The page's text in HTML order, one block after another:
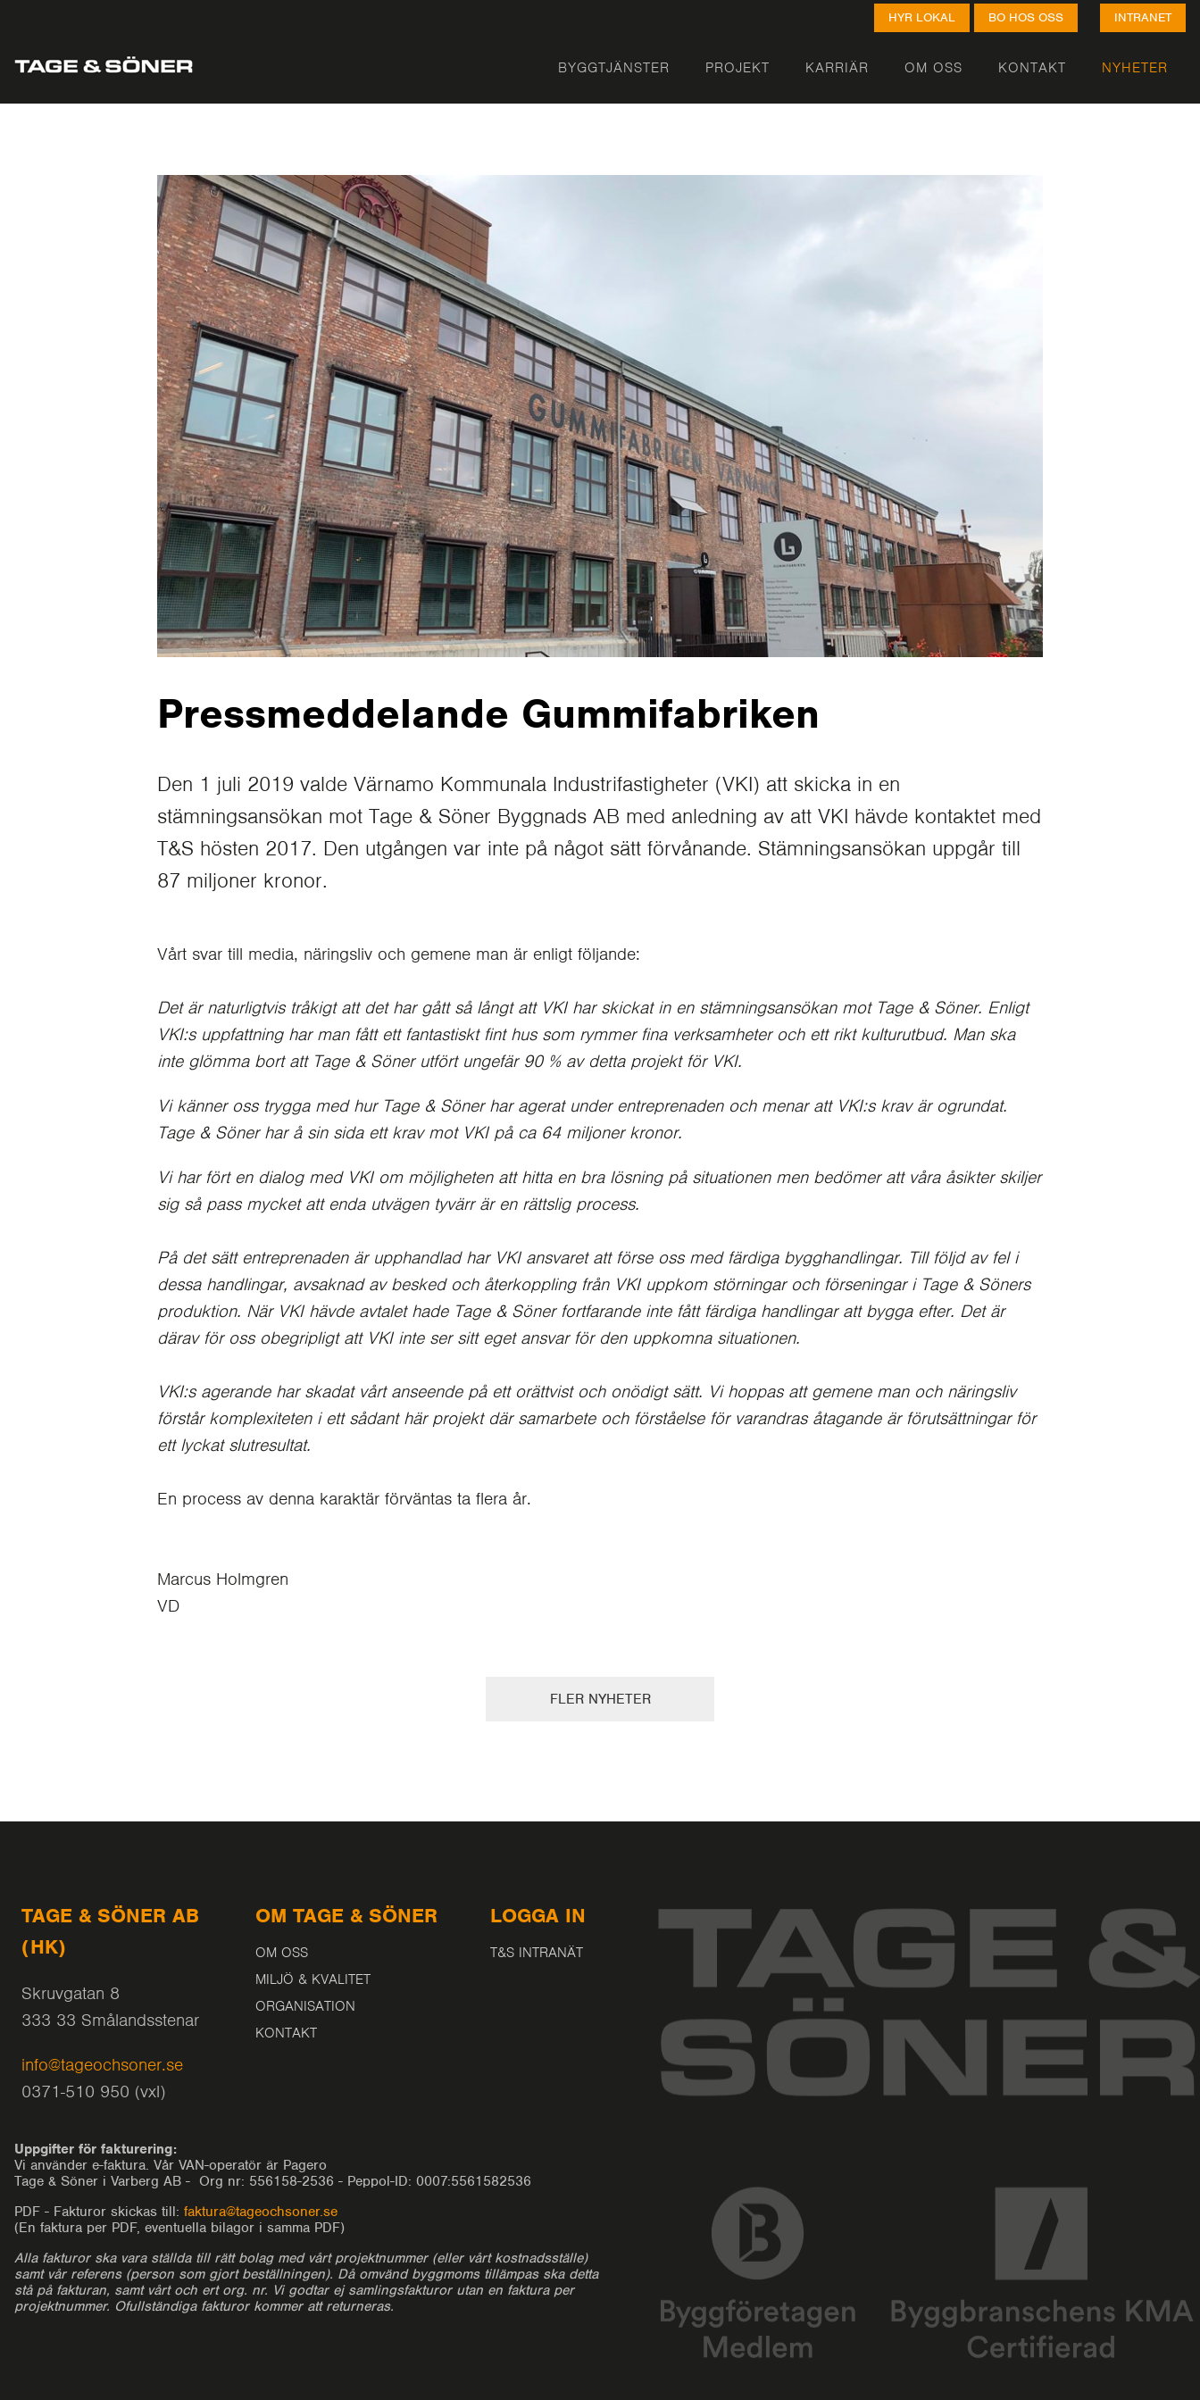
HYR LOKAL BO HOS OSS INTRANET
BYGGTJÄNSTER PROJEKT KARRIÄR OM OSS KONTAKT NYHETER
Pressmeddelande Gummifabriken
Den 1 juli 2019 valde Värnamo Kommunala Industrifastigheter (VKI) att skicka in en
stämningsansökan mot Tage & Söner Byggnads AB med anledning av att VKI hävde kontaktet med
T&S hösten 2017. Den utgången var inte på något sätt förvånande. Stämningsansökan uppgår till
87 miljoner kronor.
Vårt svar till media, näringsliv och gemene man är enligt följande:
Det är naturligtvis tråkigt att det har gått så långt att VKI har skickat in en stämningsansökan mot Tage & Söner. Enligt
VKI:s uppfattning har man fått ett fantastiskt fint hus som rymmer fina verksamheter och ett rikt kulturutbud. Man ska
inte glömma bort att Tage & Söner utfört ungefär 90 % av detta projekt för VKI.
Vi känner oss trygga med hur Tage & Söner har agerat under entreprenaden och menar att VKI:s krav är ogrundat.
Tage & Söner har å sin sida ett krav mot VKI på ca 64 miljoner kronor.
Vi har fört en dialog med VKI om möjligheten att hitta en bra lösning på situationen men bedömer att våra åsikter skiljer
sig så pass mycket att enda utvägen tyvärr är en rättslig process.
På det sätt entreprenaden är upphandlad har VKI ansvaret att förse oss med färdiga bygghandlingar. Till följd av fel i
dessa handlingar, avsaknad av besked och återkoppling från VKI uppkom störningar och förseningar i Tage & Söners
produktion. När VKI hävde avtalet hade Tage & Söner fortfarande inte fått färdiga handlingar att bygga efter. Det är
därav för oss obegripligt att VKI inte ser sitt eget ansvar för den uppkomna situationen.
VKI:s agerande har skadat vårt anseende på ett orättvist och onödigt sätt. Vi hoppas att gemene man och näringsliv
förstår komplexiteten i ett sådant här projekt där samarbete och förståelse för varandras åtagande är förutsättningar för
ett lyckat slutresultat.
En process av denna karaktär förväntas ta flera år.
Marcus Holmgren
VD
FLER NYHETER
TAGE & SÖNER AB
(HK)
Skruvgatan 8
333 33 Smålandsstenar
info@tageochsoner.se
0371-510 950 (vxl)
OM TAGE & SÖNER
OM OSS
MILJÖ & KVALITET
ORGANISATION
KONTAKT
LOGGA IN
T&S INTRANÄT
Uppgifter för fakturering:
Vi använder e-faktura. Vår VAN-operatör är Pagero
Tage & Söner i Varberg AB - Org nr: 556158-2536 - Peppol-ID: 0007:5561582536
PDF - Fakturor skickas till: faktura@tageochsoner.se
(En faktura per PDF, eventuella bilagor i samma PDF)
Alla fakturor ska vara ställda till rätt bolag med vårt projektnummer (eller vårt kostnadsställe)
samt vår referens (person som gjort beställningen). Då omvänd byggmoms tillämpas ska detta
stå på fakturan, samt vårt och ert org. nr. Vi godtar ej samlingsfakturor utan en faktura per
projektnummer. Ofullständiga fakturor kommer att returneras.